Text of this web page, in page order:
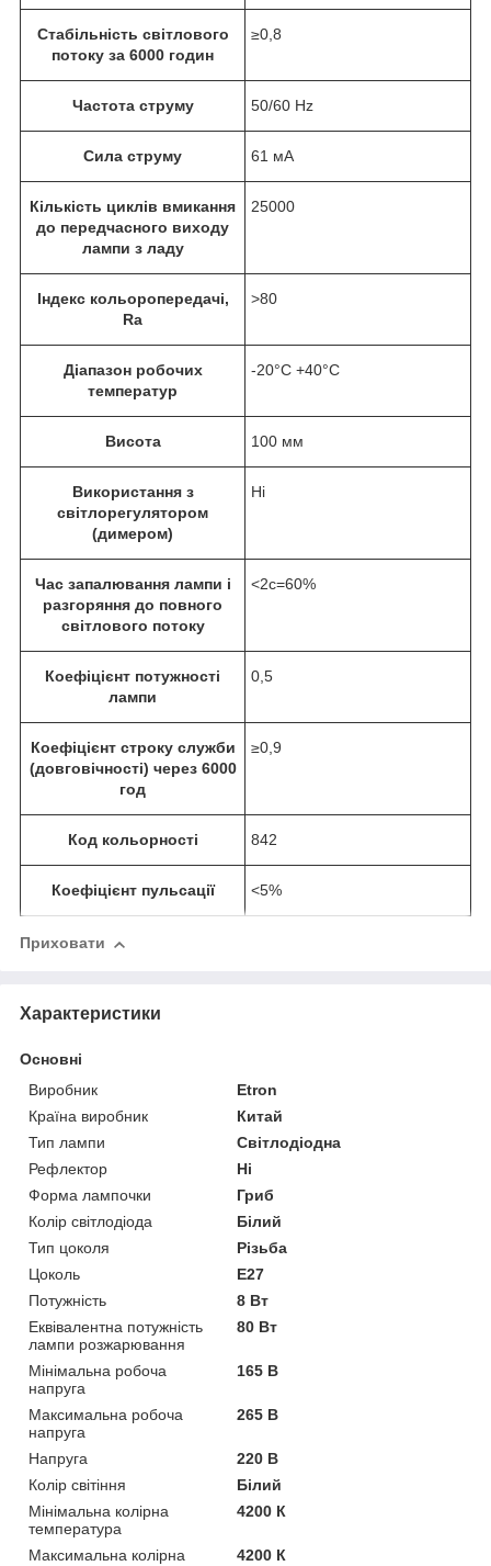
Стабільність світлового
потоку за 6000 годин
≥0,8
Частота струму 50/60 Hz
Сила струму 61 мА
Кількість циклів вмикання
до передчасного виходу
лампи з ладу
25000
Індекс кольоропередачі,
Ra
>80
Діапазон робочих
температур
-20°C +40°C
Висота 100 мм
Використання з
світлорегулятором
(димером)
Ні
Час запалювання лампи і
разгоряння до повного
світлового потоку
<2c=60%
Коефіцієнт потужності
лампи
0,5
Коефіцієнт строку служби
(довговічності) через 6000
год
≥0,9
Код кольорності 842
Коефіцієнт пульсації <5%
Приховати
Характеристики
Основні
Виробник
Etron
Країна виробник
Китай
Тип лампи
Світлодіодна
Рефлектор
Ні
Форма лампочки
Гриб
Колір світлодіода
Білий
Тип цоколя
Різьба
Цоколь
E27
Потужність
8 Вт
Еквівалентна потужність
лампи розжарювання
80 Вт
Мінімальна робоча
напруга
165 В
Максимальна робоча
напруга
265 В
Напруга
220 В
Колір світіння
Білий
Мінімальна колірна
температура
4200 К
Максимальна колірна
4200 К